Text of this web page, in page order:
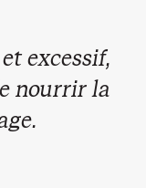
excessif,
nourrir la